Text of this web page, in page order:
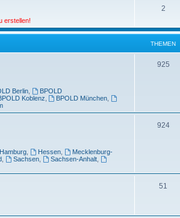
erstellen!
2
THEMEN
Berlin
BPOLD
Koblenz BPOLD München
925
Hamburg Hessen,
Mecklenburg-
Sachsen Sachsen-Anhalt
924
51